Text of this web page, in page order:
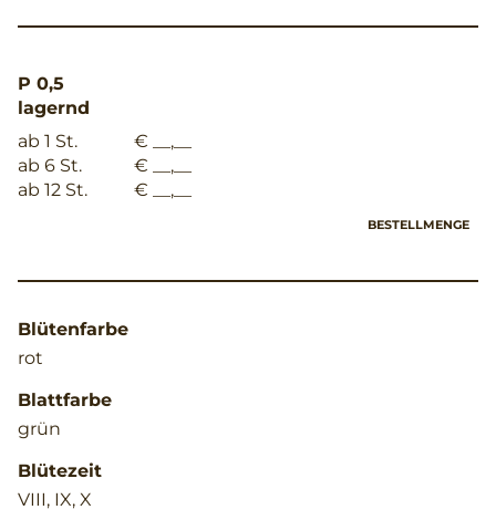
P 0,5
lagernd
ab 1 St.
€ __,__
ab 6 St.
€ __,__
ab 12 St.
€ __,__
BESTELLMENGE
Blütenfarbe
rot
Blattfarbe
grün
Blütezeit
VIII, IX, X